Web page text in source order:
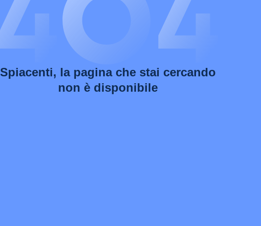
Spiacenti, la pagina che stai cercando
non è disponibile